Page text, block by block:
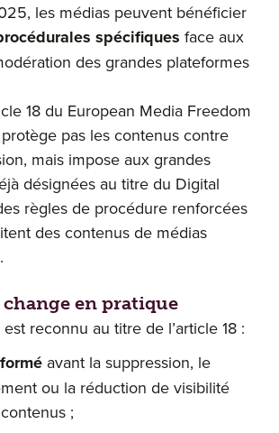
les médias peuvent bénéficier
spécifiques face aux
des grandes plateformes
18 du European Media Freedom
pas les contenus contre
mais impose aux grandes
désignées au titre du Digital
règles de procédure renforcées
des contenus de médias
change en pratique
reconnu au titre de l’article 18 :
avant la suppression, le
ou la réduction de visibilité
;